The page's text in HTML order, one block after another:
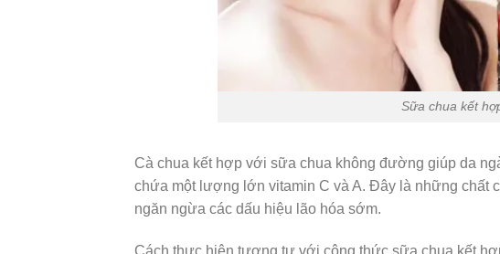
Sữa chua kết
Cà chua kết hợp với sữa chua không đường giúp da
chứa một lượng lớn vitamin C và A. Đây là những chất
ngăn ngừa các dấu hiệu lão hóa sớm.
Cách thực hiện tương tự với công thức sữa chua kết